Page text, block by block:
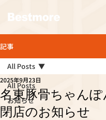
記事
All Posts
お知らせ
All Posts
名東豚骨ちゃんぽ
閉店のお知らせ
2025年9月23日